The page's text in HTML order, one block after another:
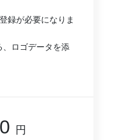
録が必要になりま
、ロゴデータを添
円